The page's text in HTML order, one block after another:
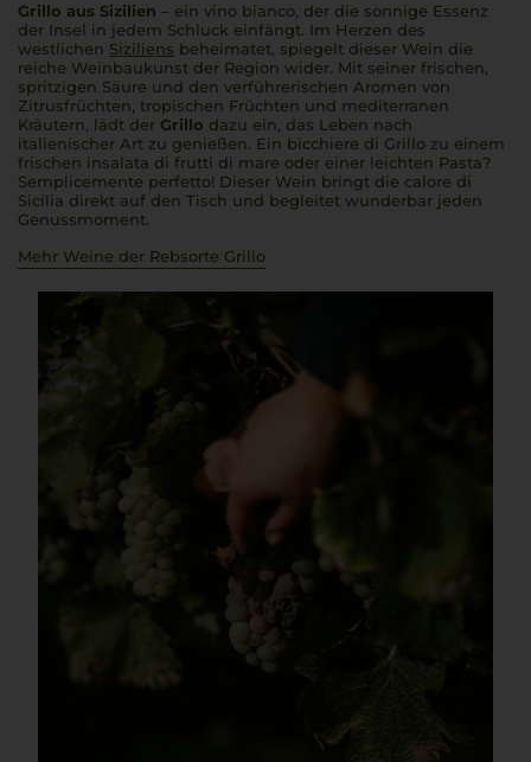
Grillo aus Sizilien – ein vino bianco, der die sonnige Essenz
der Insel in jedem Schluck einfängt. Im Herzen des
westlichen Siziliens beheimatet, spiegelt dieser Wein die
reiche Weinbaukunst der Region wider. Mit seiner frischen,
spritzigen Säure und den verführerischen Aromen von
Zitrusfrüchten, tropischen Früchten und mediterranen
Kräutern, lädt der Grillo dazu ein, das Leben nach
italienischer Art zu genießen. Ein bicchiere di Grillo zu einem
frischen insalata di frutti di mare oder einer leichten Pasta?
Semplicemente perfetto! Dieser Wein bringt die calore di
Sicilia direkt auf den Tisch und begleitet wunderbar jeden
Genussmoment.
Mehr Weine der Rebsorte Grillo